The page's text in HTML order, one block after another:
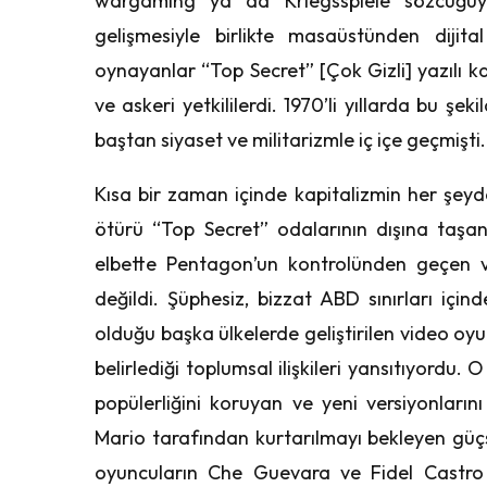
gelişmesiyle birlikte masaüstünden
oynayanlar “Top Secret” [Çok Gizli] yazılı
ve askeri yetkililerdi. 1970’li yıllarda bu
baştan siyaset ve militarizmle iç içe geçmişti.
Kısa bir zaman içinde kapitalizmin her
ötürü “Top Secret” odalarının dışına
elbette Pentagon’un kontrolünden
değildi. Şüphesiz, bizzat ABD sınırları
olduğu başka ülkelerde geliştirilen video
belirlediği toplumsal ilişkileri yansıtıyordu.
popülerliğini koruyan ve yeni
Mario tarafından kurtarılmayı bekleyen
oyuncuların Che Guevara ve Fidel